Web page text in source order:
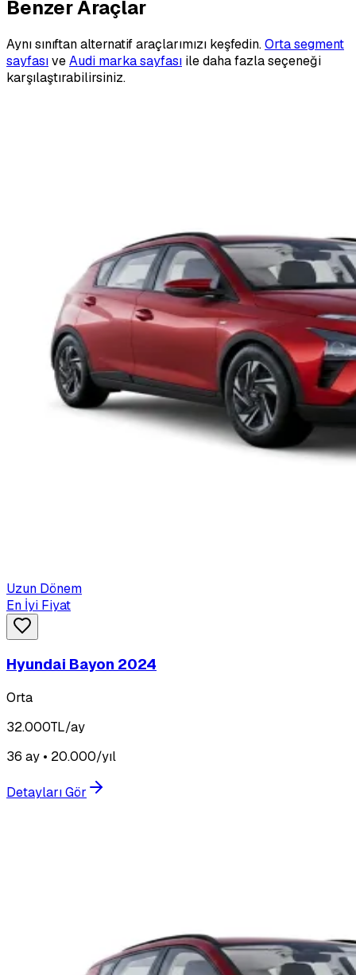
Benzer Araçlar
Aynı sınıftan alternatif araçlarımızı keşfedin.Orta segment
sayfasıveAudi marka sayfası ile daha fazla seçeneği
karşılaştırabilirsiniz.
Uzun Dönem
En İyi Fiyat
Hyundai Bayon 2024
Orta
32.000TL/ay
36 ay • 20.000/yıl
Detayları Gör